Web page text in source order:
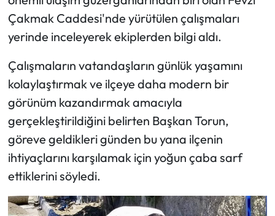
Çakmak Caddesi'nde yürütülen çalışmaları
yerinde inceleyerek ekiplerden bilgi aldı.
Çalışmaların vatandaşların günlük yaşamını
kolaylaştırmak ve ilçeye daha modern bir
görünüm kazandırmak amacıyla
gerçekleştirildiğini belirten Başkan Torun,
göreve geldikleri günden bu yana ilçenin
ihtiyaçlarını karşılamak için yoğun çaba sarf
ettiklerini söyledi.
Mecitözü Haberleri
Oğuzlar Haberleri
Ortaköy Haberleri
Osmancık Haberleri
Otomotiv
Resmi İlan